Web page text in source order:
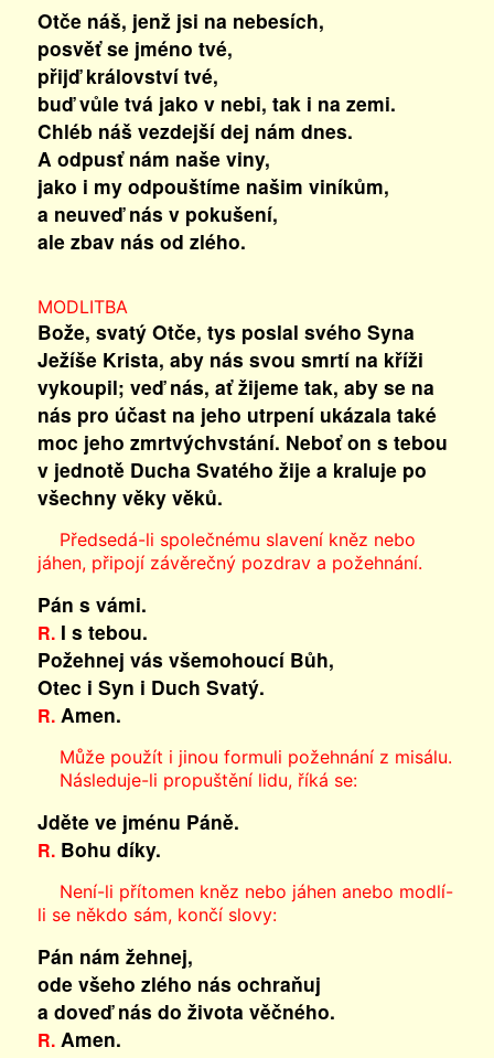
Otče náš, jenž jsi na nebesích,
posvěť se jméno tvé,
přijď království tvé,
buď vůle tvá jako v nebi, tak i na zemi.
Chléb náš vezdejší dej nám dnes.
A odpusť nám naše viny,
jako i my odpouštíme našim viníkům,
a neuveď nás v pokušení,
ale zbav nás od zlého.
MODLITBA
Bože, svatý Otče, tys poslal svého Syna
Ježíše Krista, aby nás svou smrtí na kříži
vykoupil; veď nás, ať žijeme tak, aby se na
nás pro účast na jeho utrpení ukázala také
moc jeho zmrtvýchvstání. Neboť on s tebou
v jednotě Ducha Svatého žije a kraluje po
všechny věky věků.
Předsedá-li společnému slavení kněz nebo
jáhen, připojí závěrečný pozdrav a požehnání.
Pán s vámi.
R.I s tebou.
Požehnej vás všemohoucí Bůh,
Otec i Syn i Duch Svatý.
R.Amen.
Může použít i jinou formuli požehnání z misálu.
Následuje-li propuštění lidu, říká se:
Jděte ve jménu Páně.
R.Bohu díky.
Není-li přítomen kněz nebo jáhen anebo modlí-
li se někdo sám, končí slovy:
Pán nám žehnej,
ode všeho zlého nás ochraňuj
a doveď nás do života věčného.
R.Amen.